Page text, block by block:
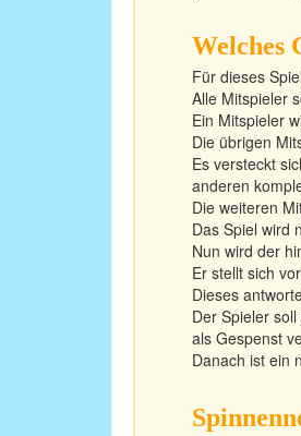
Welches
Für dieses
Alle Mitspieler
Ein Mitspieler
Die übrigen
Es versteckt
anderen
Die weiteren
Das Spiel wird
Nun wird der
Er stellt sich
Dieses
Der Spieler
als Gespenst
Danach ist ein